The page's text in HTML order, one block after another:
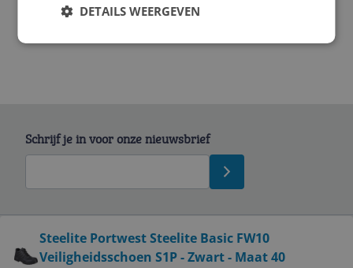
Steelite Portwest Steelite Basic FW10
Veiligheidsschoen S1P - Zwart - Maat 40
Schrijf je in voor onze nieuwsbrief
Service
DETAILS WEERGEVEN